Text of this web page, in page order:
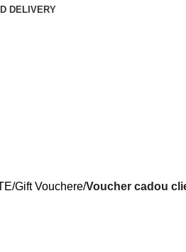
DELIVERY
Gift Vouchere Voucher cadou